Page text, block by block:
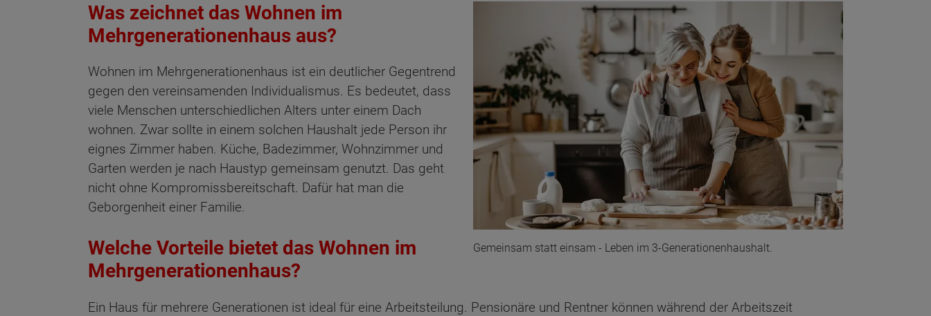
Gemeinsam statt einsam - Leben im 3-Generationenhaushalt.
Was zeichnet das Wohnen im
Mehrgenerationenhaus aus?
Wohnen im Mehrgenerationenhaus ist ein deutlicher Gegentrend
gegen den vereinsamenden Individualismus. Es bedeutet, dass
viele Menschen unterschiedlichen Alters unter einem Dach
wohnen. Zwar sollte in einem solchen Haushalt jede Person ihr
eignes Zimmer haben. Küche, Badezimmer, Wohnzimmer und
Garten werden je nach Haustyp gemeinsam genutzt. Das geht
nicht ohne Kompromissbereitschaft. Dafür hat man die
Geborgenheit einer Familie.
Welche Vorteile bietet das Wohnen im
Mehrgenerationenhaus?
Ein Haus für mehrere Generationen ist ideal für eine Arbeitsteilung. Pensionäre und Rentner können während der Arbeitszeit
Wonach möchten Sie suchen?